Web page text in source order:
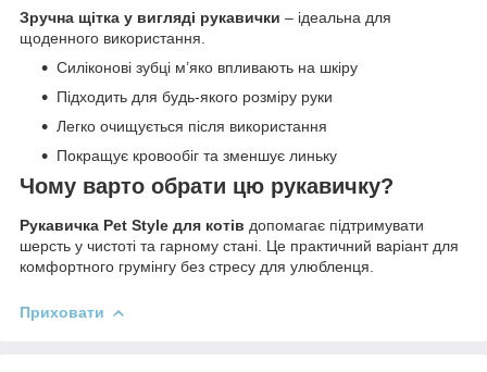
Зручна щітка у вигляді рукавички – ідеальна для
щоденного використання.
Силіконові зубці м’яко впливають на шкіру
Підходить для будь-якого розміру руки
Легко очищується після використання
Покращує кровообіг та зменшує линьку
Чому варто обрати цю рукавичку?
Рукавичка Pet Style для котів допомагає підтримувати
шерсть у чистоті та гарному стані. Це практичний варіант для
комфортного грумінгу без стресу для улюбленця.
Приховати